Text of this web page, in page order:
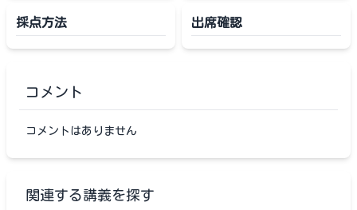
採点方法 出席確認
コメント
コメントはありません
関連する講義を探す